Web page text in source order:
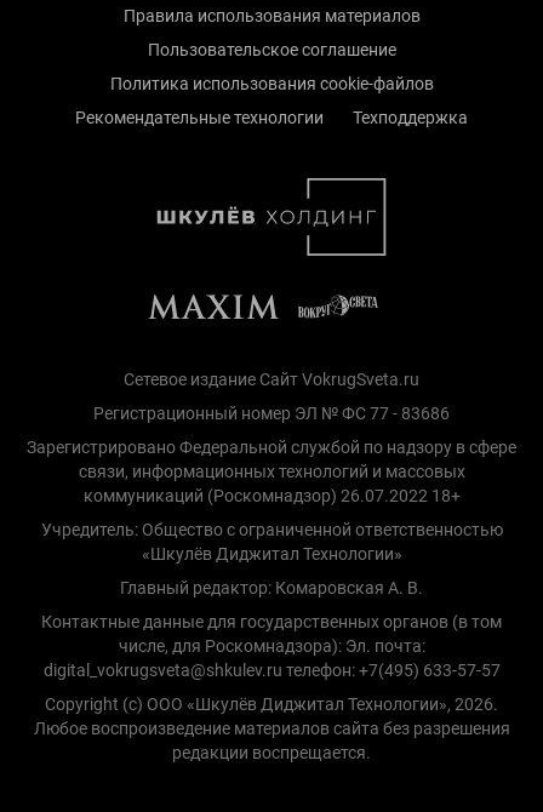
Правила использования материалов
Пользовательское соглашение
Политика использования cookie-файлов
Рекомендательные технологии
Техподдержка
Сетевое издание Сайт VokrugSveta.ru
Регистрационный номер ЭЛ № ФС 77 - 83686
Зарегистрировано Федеральной службой по надзору в сфере
связи, информационных технологий и массовых
коммуникаций (Роскомнадзор) 26.07.2022 18+
Учредитель: Общество с ограниченной ответственностью
«Шкулёв Диджитал Технологии»
Главный редактор: Комаровская А. В.
Контактные данные для государственных органов (в том
числе, для Роскомнадзора): Эл. почта:
digital_vokrugsveta@shkulev.ru телефон: +7(495) 633-57-57
Copyright (с) ООО «Шкулёв Диджитал Технологии», 2026.
Любое воспроизведение материалов сайта без разрешения
редакции воспрещается.